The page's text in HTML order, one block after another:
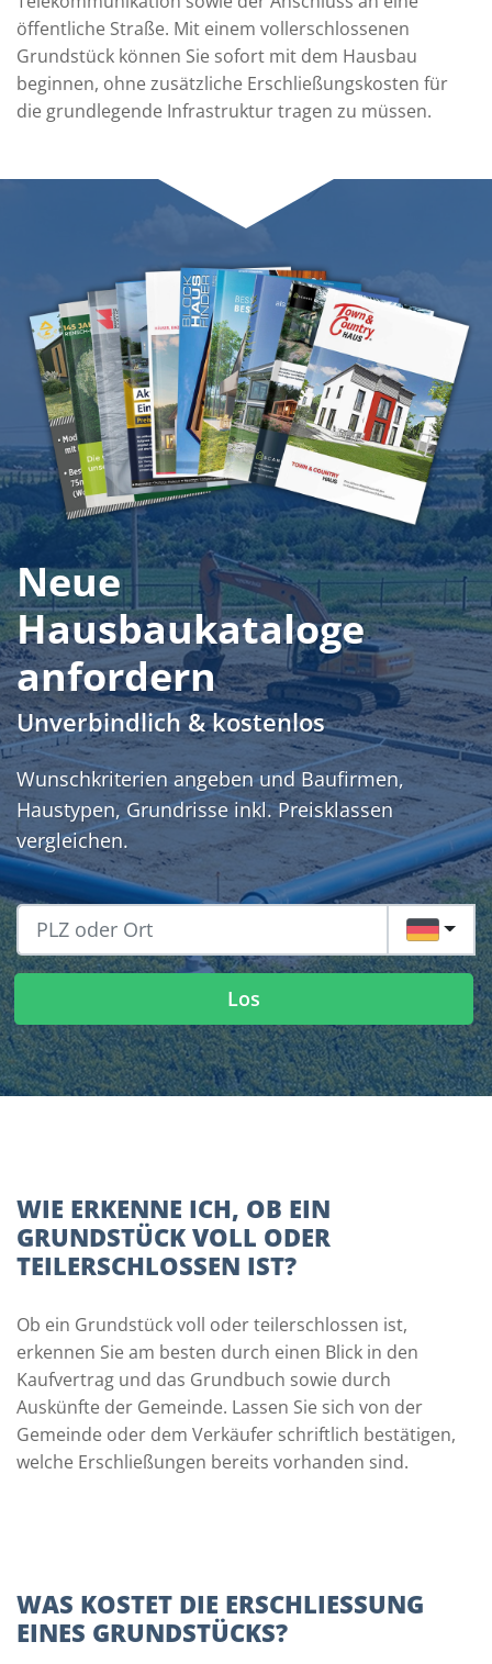
öffentliche Straße. Mit einem vollerschlossenen
Grundstück können Sie sofort mit dem Hausbau
beginnen, ohne zusätzliche Erschließungskosten für
die grundlegende Infrastruktur tragen zu müssen.
Neue
Hausbaukataloge
anfordern
Unverbindlich & kostenlos
Wunschkriterien angeben und Baufirmen,
Haustypen, Grundrisse inkl. Preisklassen
vergleichen.
DE
Los
WIE ERKENNE ICH, OB EIN
GRUNDSTÜCK VOLL ODER
TEILERSCHLOSSEN IST?
Ob ein Grundstück voll oder teilerschlossen ist,
erkennen Sie am besten durch einen Blick in den
Kaufvertrag und das Grundbuch sowie durch
Auskünfte der Gemeinde. Lassen Sie sich von der
Gemeinde oder dem Verkäufer schriftlich bestätigen,
welche Erschließungen bereits vorhanden sind.
WAS KOSTET DIE ERSCHLIESSUNG E
INES GRUNDSTÜCKS?